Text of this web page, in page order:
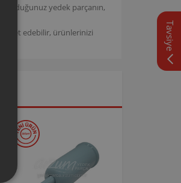
olduğunuz yedek parçanın,
edebilir, ürünlerinizi
Tavsiye